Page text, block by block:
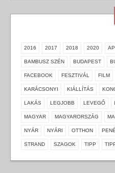
2016 2017 2018 2020
BAMBUSZ SZÉN BUDAPEST
FACEBOOK FESZTIVÁL FILM
KARÁCSONYI KIÁLLÍTÁS
LAKÁS LEGJOBB LEVEGŐ
MAGYAR MAGYARORSZÁG
NYÁR NYÁRI OTTHON
STRAND SZAGOK TIPP